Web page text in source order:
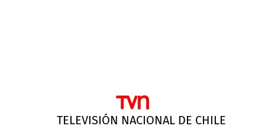
TELEVISIÓN NACIONAL DE CHILE